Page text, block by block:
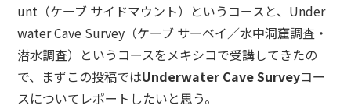
unt（ケーブ サイドマウント）というコースと、Under
water Cave Survey（ケーブ サーベイ／水中洞窟調査・
潜水調査）というコースをメキシコで受講してきたの
で、まずこの投稿ではUnderwater Cave Surveyコー
スについてレポートしたいと思う。